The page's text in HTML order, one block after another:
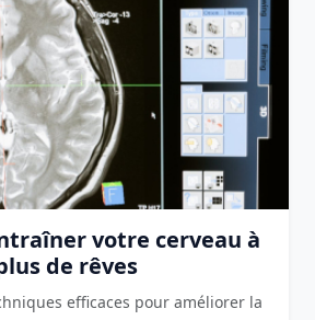
votre cerveau à
de rêves
efficaces pour améliorer la